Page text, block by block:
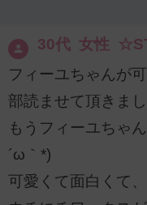
30代 女性
フィーユちゃんが
部読ませて頂きまし
もうフィーユちゃ
´ω｀*)
可愛くて面白くて